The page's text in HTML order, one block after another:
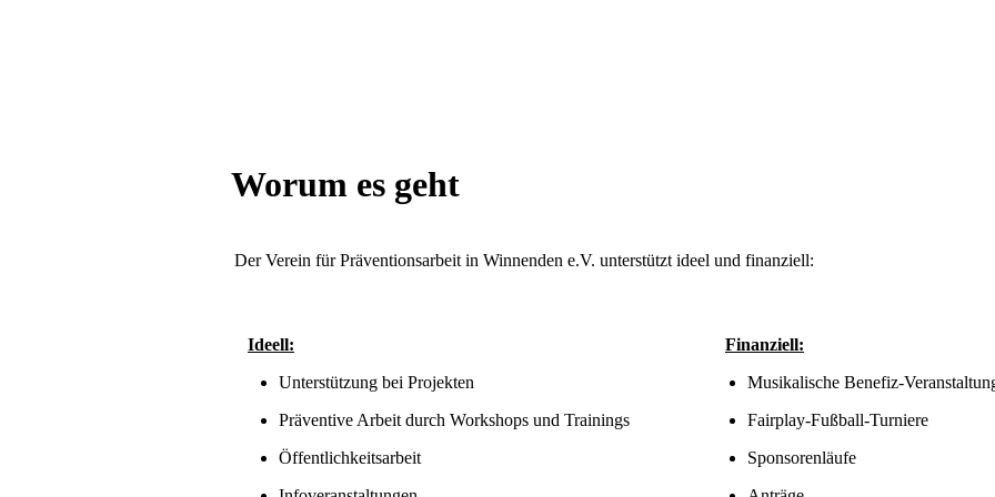
Worum es geht
Der Verein für Präventionsarbeit in Winnenden e.V. unterstützt ideel und finanziell:
Ideell:
Unterstützung bei Projekten
Präventive Arbeit durch Workshops und Trainings
Öffentlichkeitsarbeit
Finanziell:
Musikalische Benefiz-
Fairplay-Fußball-Turniere
Sponsorenläufe